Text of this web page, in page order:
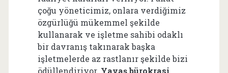
çoğu yöneticimiz, onlara verdiğimiz
özgürlüğü mükemmel şekilde
kullanarak ve işletme sahibi odaklı
bir davranış takınarak başka
işletmelerde az rastlanır şekilde bizi
ödüllendiriyor. Yavaş bürokrasi